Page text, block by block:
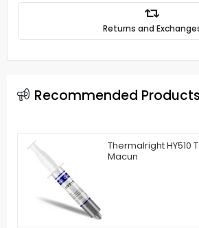
Returns and
Recommended
Thermalright HY510
Macun